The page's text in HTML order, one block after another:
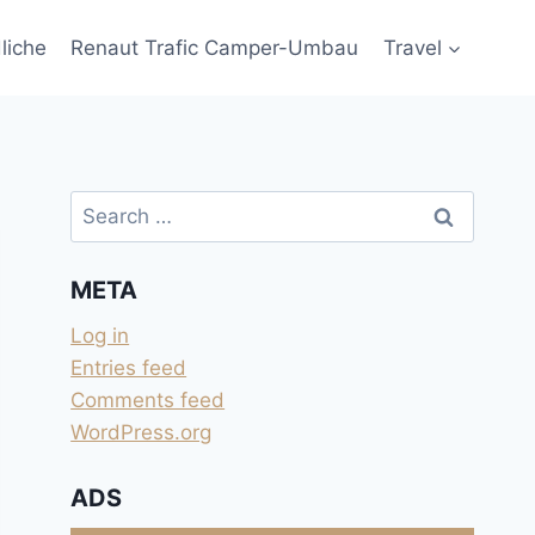
Renaut Trafic Camper-Umbau Travel
Search
for:
META
Log in
Entries feed
Comments feed
WordPress.org
ADS